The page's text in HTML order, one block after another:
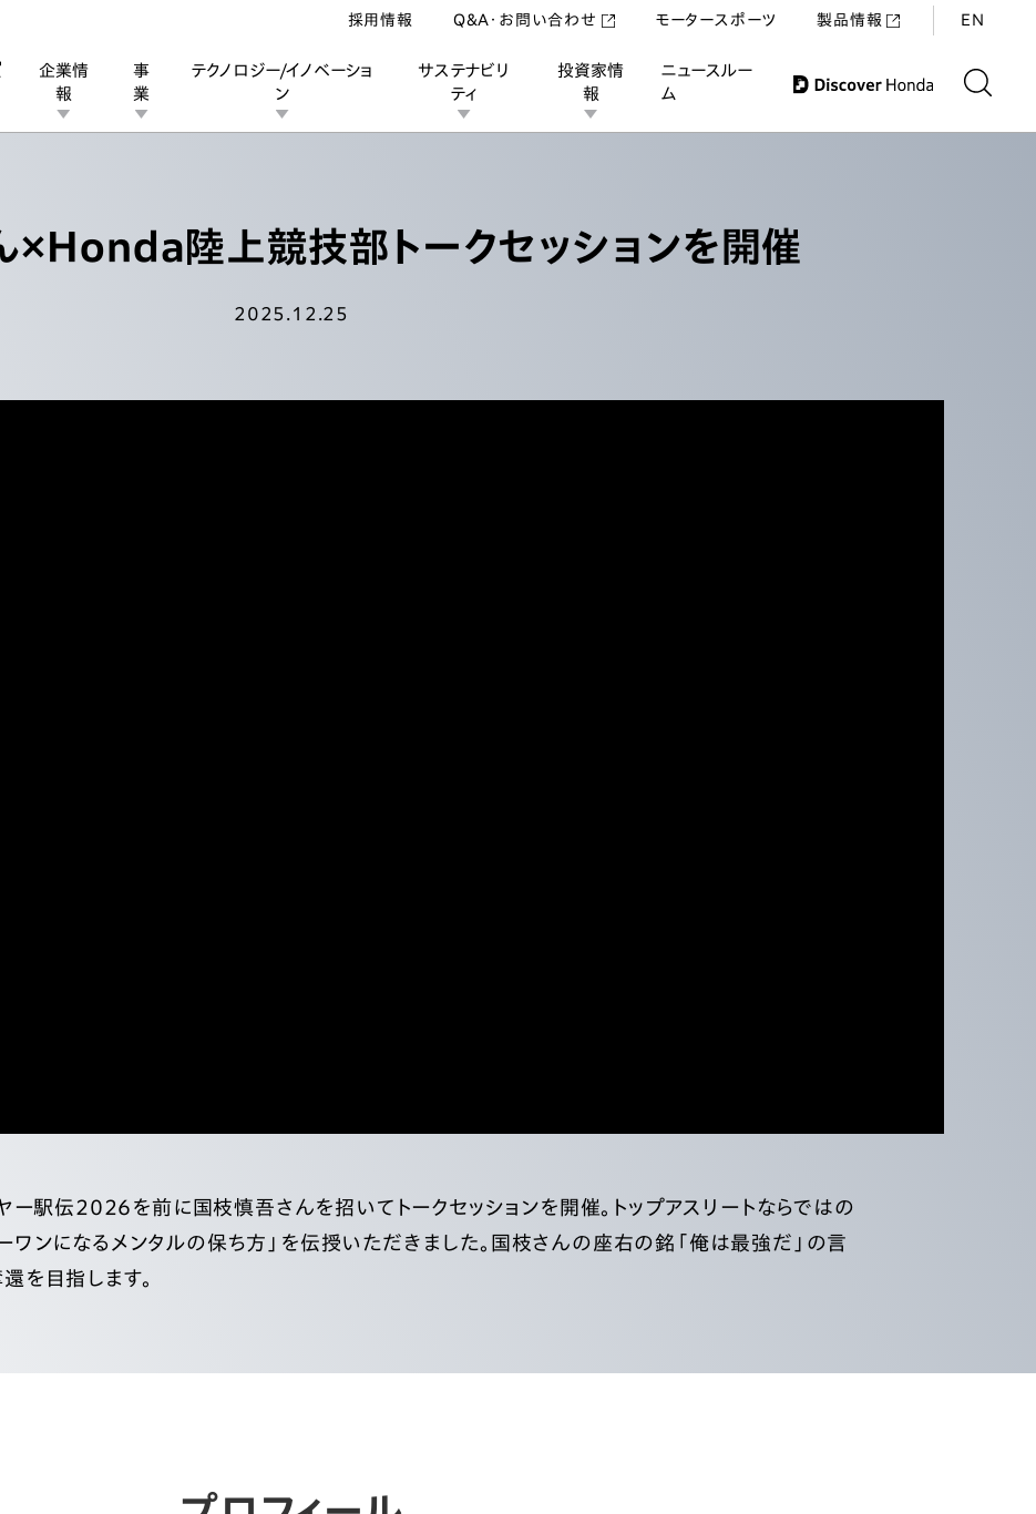
企業情
報
コーポレートブランド 企業スポーツ モータースポーツ
事
業
事業
テクノロジー/イノベーショ
ン
ション
サステナビリ
ティ
ナンス 安全への取り組み 品質への取り組み
投資家情
報
IRカレンダー 個人投資家の皆様へ Honda Report
ニュースルー
ム
採用情報 Q&A・お問い合わせ モータースポーツ 製品情報 EN
Hondaの挑戦 スポンサードアスリート 協賛大会
× Honda陸上競技部 トークセッションを開催
2025.12.25
駅伝2026を前に国枝慎吾さんを招いてトークセッションを開催。トップアスリートならではの
ワンになるメンタルの保ち方」を伝授いただきました。国枝さんの座右の銘「俺は最強だ」の言
を目指します。